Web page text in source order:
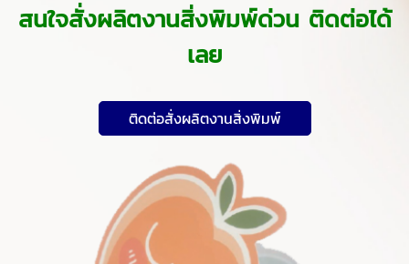
สนใจสั่งผลิตงานสิ่งพิมพ์ด่วน ติดต่อได้
เลย
ติดต่อสั่งผลิตงานสิ่งพิมพ์